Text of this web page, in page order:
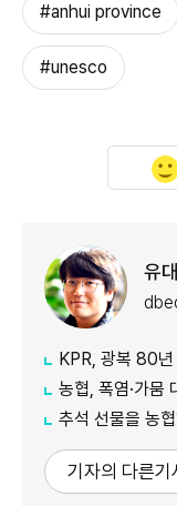
#anhui province
#unesco
유
KPR, 광복 80
농협, 폭염·가뭄 대
추석 선물을 농협
기자의 다른기